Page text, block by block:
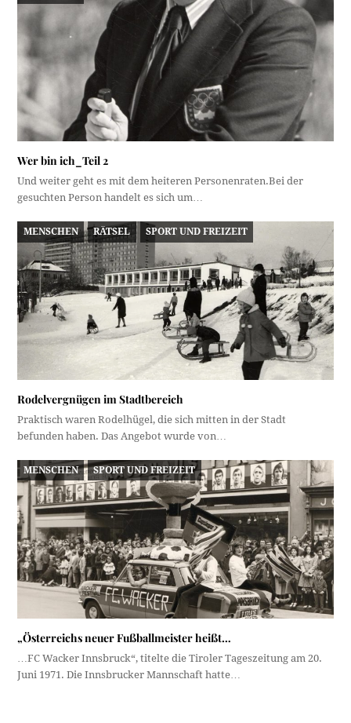
Wer bin ich_Teil 2
Und weiter geht es mit dem heiteren Personenraten.Bei der
gesuchten Person handelt es sich um…
MENSCHEN RÄTSEL SPORT UND FREIZEIT
Rodelvergnügen im Stadtbereich
Praktisch waren Rodelhügel, die sich mitten in der Stadt
befunden haben. Das Angebot wurde von…
MENSCHEN SPORT UND FREIZEIT
„Österreichs neuer Fußballmeister heißt…
…FC Wacker Innsbruck“, titelte die Tiroler Tageszeitung am 20.
Juni 1971. Die Innsbrucker Mannschaft hatte…